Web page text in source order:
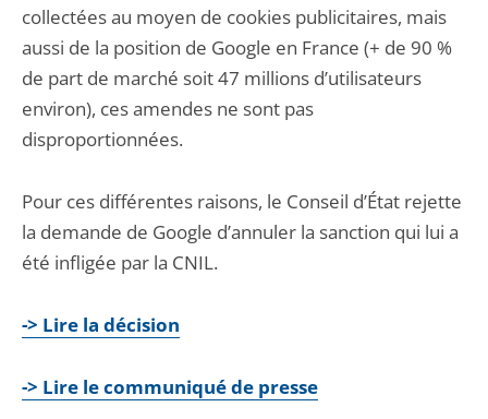
collectées au moyen de cookies publicitaires, mais
aussi de la position de Google en France (+ de 90 %
de part de marché soit 47 millions d’utilisateurs
environ), ces amendes ne sont pas
disproportionnées.
Pour ces différentes raisons, le Conseil d’État rejette
la demande de Google d’annuler la sanction qui lui a
été infligée par la CNIL.
-> Lire la décision
-> Lire le communiqué de presse